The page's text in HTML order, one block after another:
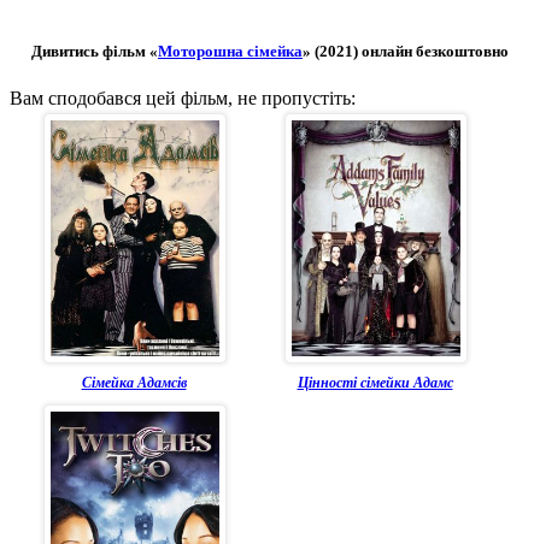
Дивитись фільм «Моторошна сімейка» (2021) онлайн безкоштовно
Вам сподобався цей фільм, не пропустіть:
Сімейка Адамсів Цінності сімейки Адамс